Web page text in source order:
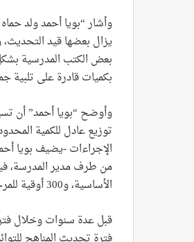
وأشار “بويا أحمد ولد
يزال بعضها قيد
بعض الكتب المدرسية
بكميات قادرة على تلبية
وأوضح “بويا أحمد” أن
توزيع عادل للكمية
الإجراءات -يضيف بويا
الأساسية، و300 أوقية للمرحلة الإعدادية، و400 أوقية للمرحلة الثانوية.
قبل عدة سنوات وخلال